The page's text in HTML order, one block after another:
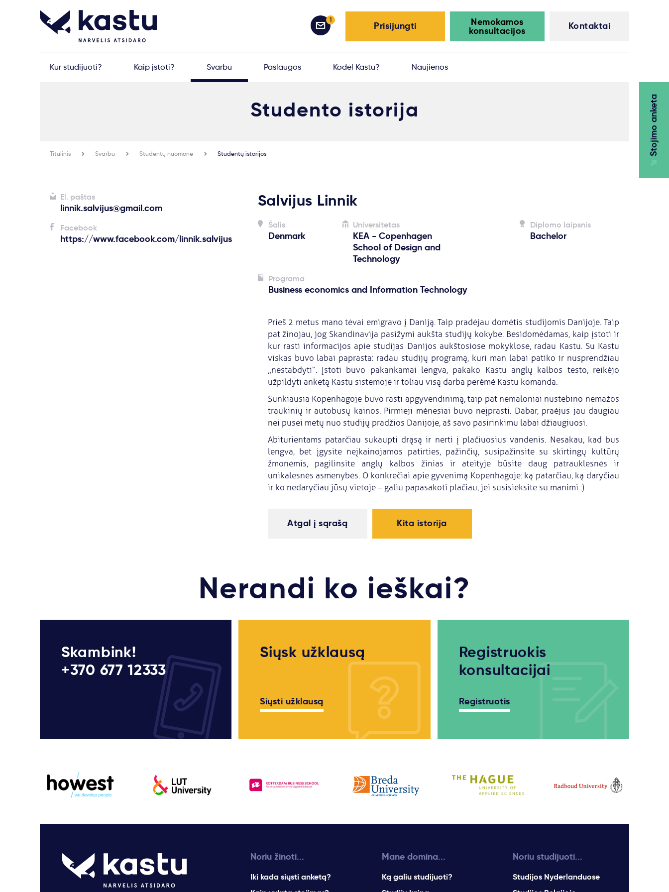
Kontaktai
Nemokamos
konsultacijos
Prisijungti
1
Stojimo anketa
Kur studijuoti? Kaip įstoti? Svarbu Paslaugos Kodėl Kastu? Naujienos
Studento istorija
Titulinis Svarbu Studentų nuomonė Studentų istorijos
El. paštas
linnik.salvijus@gmail.com
Facebook
https://www.facebook.com/linnik.salvijus
Salvijus Linnik
Šalis
Denmark
Universitetas
KEA - Copenhagen
School of Design and
Technology
Programa
Business economics and Information Technology
Diplomo laipsnis
Bachelor
Prieš 2 metus mano tėvai emigravo į Daniją. Taip pradėjau domėtis studijomis Danijoje. Taip
pat žinojau, jog Skandinavija pasižymi aukšta studijų kokybe. Besidomėdamas, kaip įstoti ir
kur rasti informacijos apie studijas Danijos aukštosiose mokyklose, radau Kastu. Su Kastu
viskas buvo labai paprasta: radau studijų programą, kuri man labai patiko ir nusprendžiau
„nestabdyti“. Įstoti buvo pakankamai lengva, pakako Kastu anglų kalbos testo, reikėjo
užpildyti anketą Kastu sistemoje ir toliau visą darba perėmė Kastu komanda.
Sunkiausia Kopenhagoje buvo rasti apgyvendinimą, taip pat nemaloniai nustebino nemažos
traukinių ir autobusų kainos. Pirmieji mėnesiai buvo neįprasti. Dabar, praėjus jau daugiau
nei pusei metų nuo studijų pradžios Danijoje, aš savo pasirinkimu labai džiaugiuosi.
Abiturientams patarčiau sukaupti drąsą ir nerti į plačiuosius vandenis. Nesakau, kad bus
lengva, bet įgysite neįkainojamos patirties, pažinčių, susipažinsite su skirtingų kultūrų
žmonėmis, pagilinsite anglų kalbos žinias ir ateityje būsite daug patrauklesnės ir
unikalesnės asmenybės. O konkrečiai apie gyvenimą Kopenhagoje: ką patarčiau, ką daryčiau
ir ko nedaryčiau jūsų vietoje – galiu papasakoti plačiau, jei susisieksite su manimi :)
Atgal į sąrašą Kita istorija
Nerandi ko ieškai?
Skambink!
+370 677 12333
Siųsk užklausą
Siųsti užklausą
Registruokis
konsultacijai
Registruotis
Noriu žinoti...
Iki kada siųsti anketą?
Mane domina...
Ką galiu studijuoti?
Noriu studijuoti...
Studijos Nyderlanduose